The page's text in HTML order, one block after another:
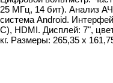
25 МГц, 14 бит). Анализ
система Android.
C), HDMI. Дисплей: 7",
кг. Размеры: 265,35 x